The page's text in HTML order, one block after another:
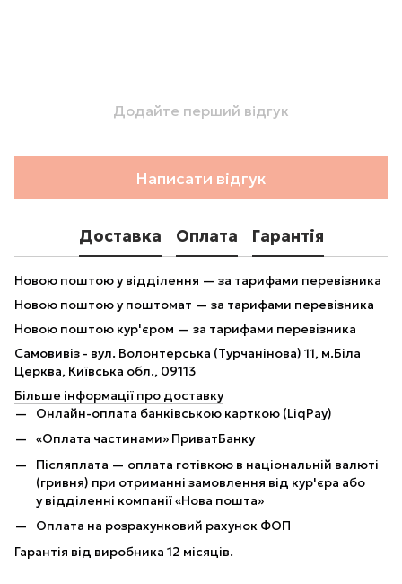
Додайте перший відгук
Написати відгук
Доставка Оплата Гарантія
Новою поштою у відділення — за тарифами перевізника
Новою поштою у поштомат — за тарифами перевізника
Новою поштою кур'єром — за тарифами перевізника
Самовивіз - вул. Волонтерська (Турчанінова) 11, м.Біла
Церква, Київська обл., 09113
Більше інформації про доставку
Онлайн-оплата банківською карткою (LiqPay)
«Оплата частинами» ПриватБанку
Післяплата — оплата готівкою в національній валюті
(гривня) при отриманні замовлення від кур'єра або
у відділенні компанії «Нова пошта»
Оплата на розрахунковий рахунок ФОП
Гарантія від виробника 12 місяців.